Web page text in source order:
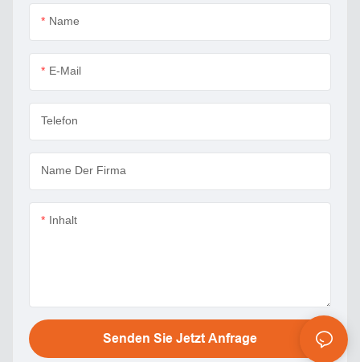
Name
E-Mail
Telefon
Name Der Firma
Inhalt
Senden Sie Jetzt Anfrage